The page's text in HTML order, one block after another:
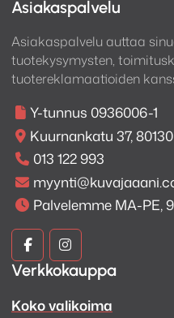
Asiakaspalvelu
Asiakaspalvelu auttaa
tuotekysymysten,
tuotereklamaatioiden
Y-tunnus 0936006-1
Kuurnankatu 37,
013 122 993
Palvelemme MA-PE,
Kuva
ja
Ääni
Kuva
ja
Ääni
Verkkokauppa
Koko valikoima